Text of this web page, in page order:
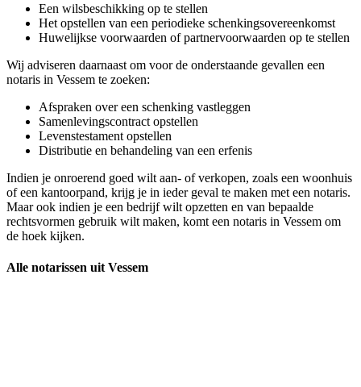
Een wilsbeschikking op te stellen
Het opstellen van een periodieke schenkingsovereenkomst
Huwelijkse voorwaarden of partnervoorwaarden op te stellen
Wij adviseren daarnaast om voor de onderstaande gevallen een
notaris in Vessem te zoeken:
Afspraken over een schenking vastleggen
Samenlevingscontract opstellen
Levenstestament opstellen
Distributie en behandeling van een erfenis
Indien je onroerend goed wilt aan- of verkopen, zoals een woonhuis
of een kantoorpand, krijg je in ieder geval te maken met een notaris.
Maar ook indien je een bedrijf wilt opzetten en van bepaalde
rechtsvormen gebruik wilt maken, komt een notaris in Vessem om
de hoek kijken.
Alle notarissen uit Vessem